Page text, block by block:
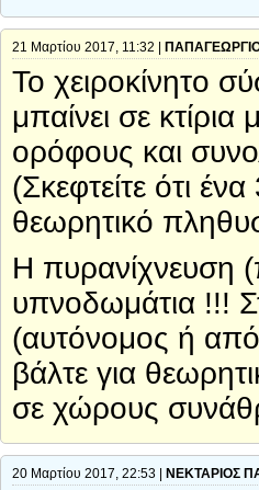
21 Μαρτίου 2017, 11:32 |
Το χειροκίνητο
μπαίνει σε
ορόφους και
(Σκεφτείτε ότι
θεωρητικό
Η πυρανίχνευση
υπνοδωμάτια !!!
(αυτόνομος ή από
βάλτε για
σε χώρους
20 Μαρτίου 2017, 22:53 | ΝΕΚΤΑΡΙΟΣ